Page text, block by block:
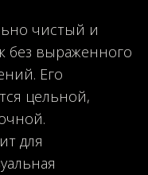
чистый и
без выраженного
Его
цельной,
для